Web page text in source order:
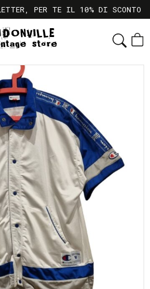
PER TE IL 10% DI SCONTO